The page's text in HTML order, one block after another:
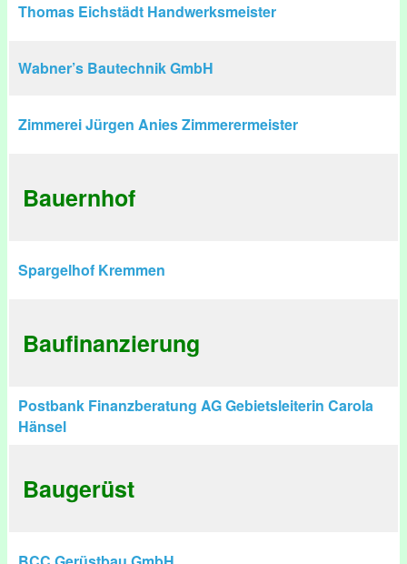
Thomas Eichstädt Handwerksmeister
Wabner’s Bautechnik GmbH
Zimmerei Jürgen Anies Zimmerermeister
Bauernhof
Spargelhof Kremmen
Baufinanzierung
Postbank Finanzberatung AG Gebietsleiterin Carola
Hänsel
Baugerüst